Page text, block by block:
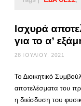
Ισχυρά
για το α’
28 ΙΟΥΛΊΟΥ, 2021
Το Διοικητικό
αποτελέσματα του
η διείσδυση του